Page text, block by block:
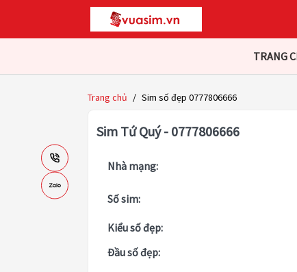
TRANG
Trang chủ / Sim số đẹp 0777806666
Sim Tứ Quý - 0777806666
Nhà mạng:
Số sim:
Kiểu số đẹp:
Đầu số đẹp: